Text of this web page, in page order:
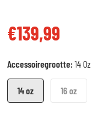
€139,99
Accessoiregrootte: 14 Oz
14 oz 16 oz